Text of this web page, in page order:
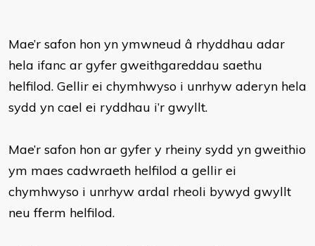
Mae’r safon hon yn ymwneud â rhyddhau adar
hela ifanc ar gyfer gweithgareddau saethu
helfilod. Gellir ei chymhwyso i unrhyw aderyn hela
sydd yn cael ei ryddhau i’r gwyllt.
Mae’r safon hon ar gyfer y rheiny sydd yn gweithio
ym maes cadwraeth helfilod a gellir ei
chymhwyso i unrhyw ardal rheoli bywyd gwyllt
neu fferm helfilod.